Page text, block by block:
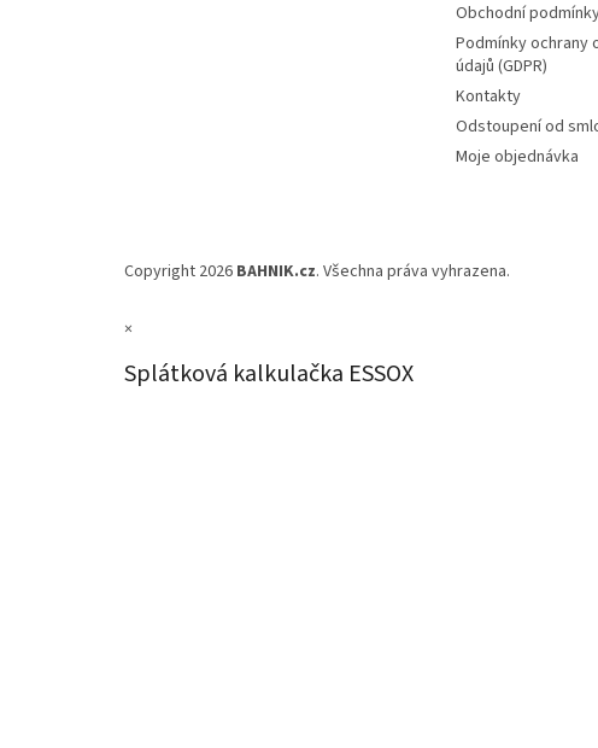
Obchodní
Podmínky ochrany
údajů (GDPR)
Kontakty
Odstoupení od
Moje objednávka
Copyright 2026 BAHNIK.cz. Všechna práva vyhrazena.
×
Splátková kalkulačka ESSOX